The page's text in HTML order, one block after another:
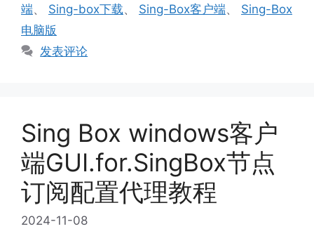
端、 Sing-box下载、 Sing-Box客户端、 Sing-Box
电脑版
发表评论
Sing Box windows客户
端GUI.for.SingBox节点
订阅配置代理教程
2024-11-08